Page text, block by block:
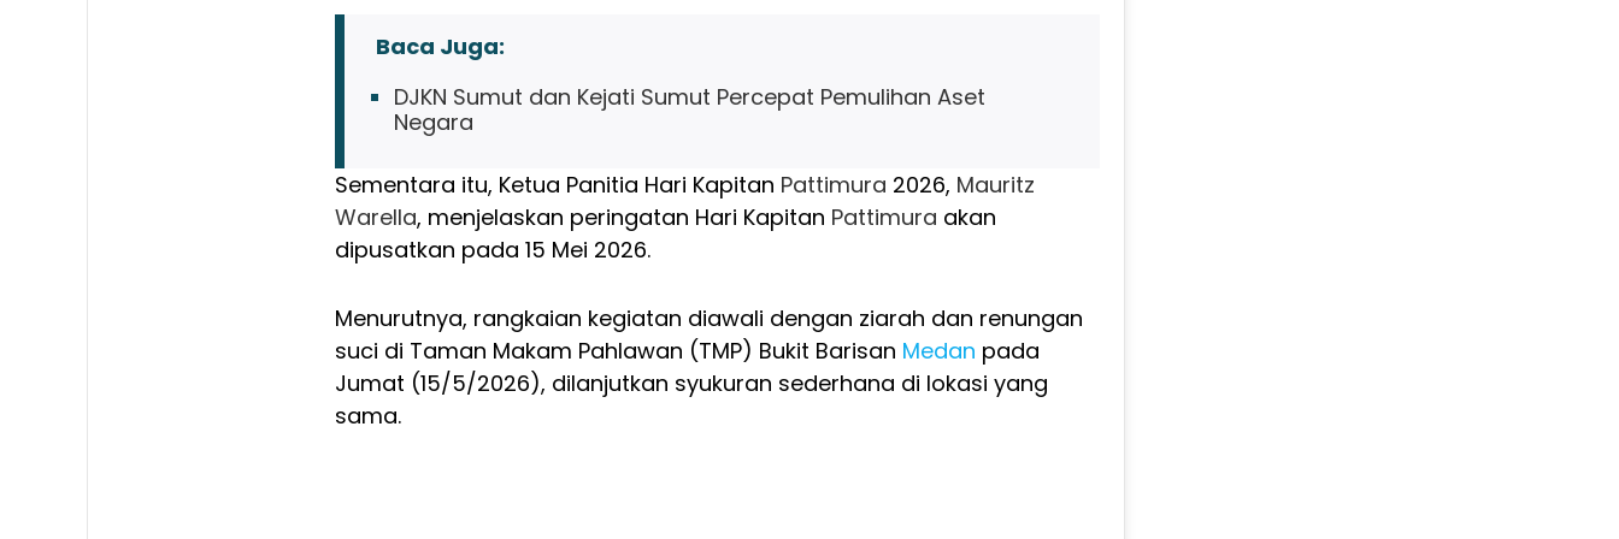
Baca Juga:
DJKN Sumut dan Kejati Sumut Percepat Pemulihan Aset
Negara
Sementara itu, Ketua Panitia Hari Kapitan Pattimura 2026, Mauritz
Warella, menjelaskan peringatan Hari Kapitan Pattimura akan
dipusatkan pada 15 Mei 2026.
Menurutnya, rangkaian kegiatan diawali dengan ziarah dan renungan
suci di Taman Makam Pahlawan (TMP) Bukit Barisan Medan pada
Jumat (15/5/2026), dilanjutkan syukuran sederhana di lokasi yang
sama.